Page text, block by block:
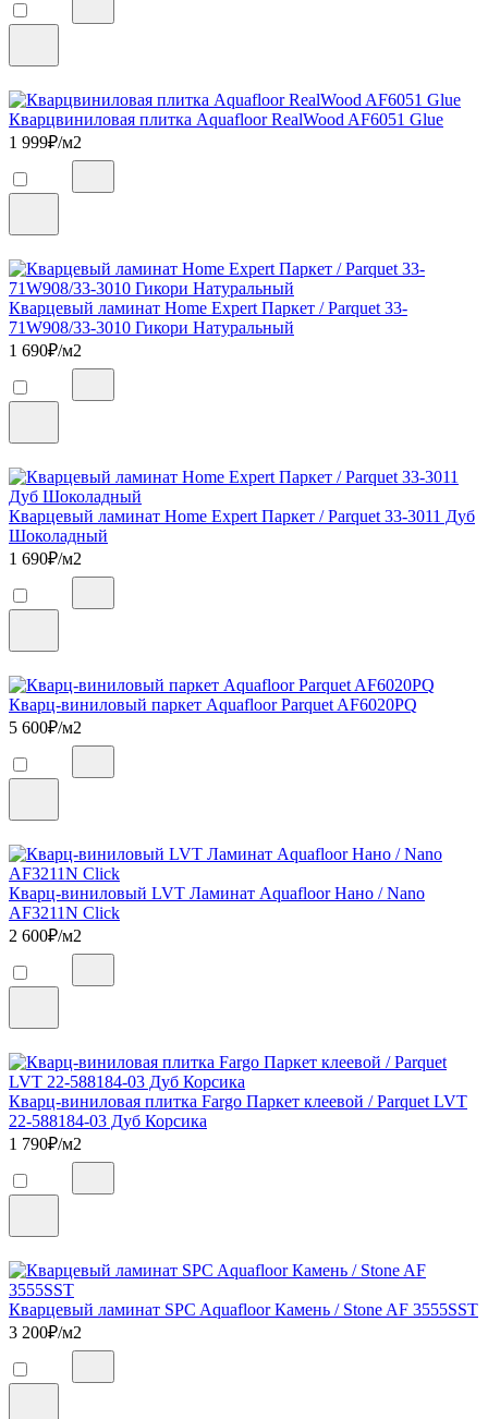
Кварцвиниловая плитка Aquafloor RealWood AF6051 Glue
1 999₽/м2
Кварцевый ламинат Home Expert Паркет / Parquet 33-
71W908/33-3010 Гикори Натуральный
1 690₽/м2
Кварцевый ламинат Home Expert Паркет / Parquet 33-3011 Дуб
Шоколадный
1 690₽/м2
Кварц-виниловый паркет Aquafloor Parquet AF6020PQ
5 600₽/м2
Кварц-виниловый LVT Ламинат Aquafloor Нано / Nano
AF3211N Click
2 600₽/м2
Кварц-виниловая плитка Fargo Паркет клеевой / Parquet LVT
22-588184-03 Дуб Корсика
1 790₽/м2
Кварцевый ламинат SPC Aquafloor Камень / Stone AF 3555SST
3 200₽/м2